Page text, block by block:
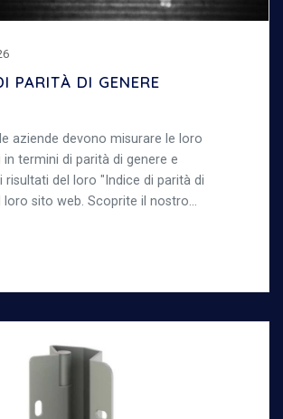
PARITÀ DI GENERE
le aziende devono misurare le loro
termini di parità di genere e
risultati del loro "Indice di parità di
loro sito web. Scoprite il nostro